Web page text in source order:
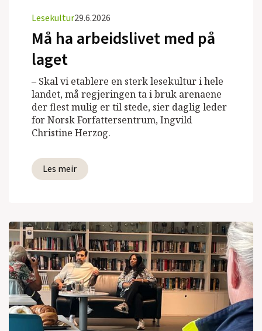
Lesekultur29.6.2026
Må ha arbeidslivet med på
laget
– Skal vi etablere en sterk lesekultur i hele
landet, må regjeringen ta i bruk arenaene
der flest mulig er til stede, sier daglig leder
for Norsk Forfattersentrum, Ingvild
Christine Herzog.
Les meir